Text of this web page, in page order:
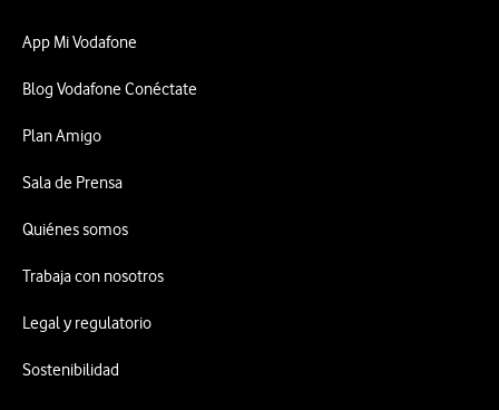
App Mi Vodafone
Blog Vodafone Conéctate
Plan Amigo
Sala de Prensa
Quiénes somos
Trabaja con nosotros
Legal y regulatorio
Sostenibilidad